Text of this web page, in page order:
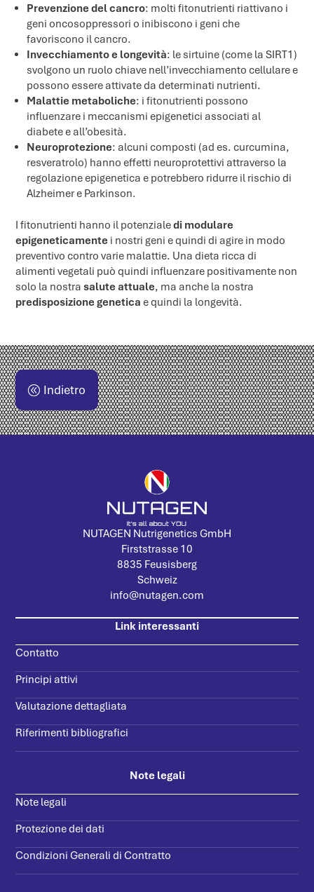
Prevenzione del cancro: molti fitonutrienti riattivano i
geni oncosoppressori o inibiscono i geni che
favoriscono il cancro.
Invecchiamento e longevità: le sirtuine (come la SIRT1)
svolgono un ruolo chiave nell’invecchiamento cellulare e
possono essere attivate da determinati nutrienti.
Malattie metaboliche: i fitonutrienti possono
influenzare i meccanismi epigenetici associati al
diabete e all’obesità.
Neuroprotezione: alcuni composti (ad es. curcumina,
resveratrolo) hanno effetti neuroprotettivi attraverso la
regolazione epigenetica e potrebbero ridurre il rischio di
Alzheimer e Parkinson.
I fitonutrienti hanno il potenzialedi modulare
epigeneticamente i nostri geni e quindi di agire in modo
preventivo contro varie malattie. Una dieta ricca di
alimenti vegetali può quindi influenzare positivamente non
solo la nostra salute attuale, ma anche la nostra
predisposizione geneticae quindi la longevità.
Indietro
NUTAGEN Nutrigenetics GmbH
Firststrasse 10
8835 Feusisberg
Schweiz
info@nutagen.com
Link interessanti
Contatto
Principi attivi
Valutazione dettagliata
Riferimenti bibliografici
Note legali
Note legali
Protezione dei dati
Condizioni Generali di Contratto